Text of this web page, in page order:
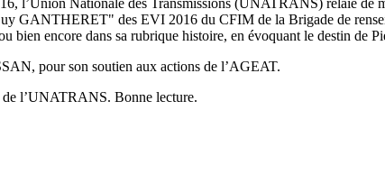
GANTHERET" des EVI 2016 du CFIM de la Brigade de
bien encore dans sa rubrique histoire, en évoquant le destin de
pour son soutien aux actions de l’AGEAT.
l’UNATRANS. Bonne lecture.